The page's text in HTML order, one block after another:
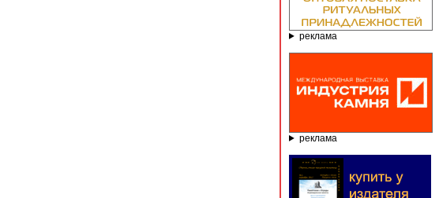
реклама
реклама